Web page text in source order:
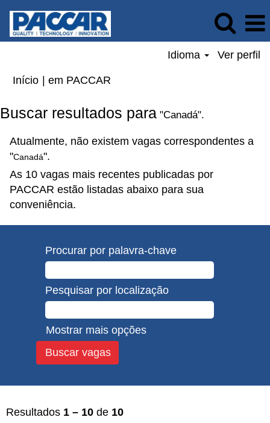
Idioma Ver perfil
Início em PACCAR
Buscar resultados para "Canadá".
Atualmente, não existem vagas correspondentes a
"Canadá".
As 10 vagas mais recentes publicadas por
PACCAR estão listadas abaixo para sua
conveniência.
Procurar por palavra-chave
Pesquisar por localização
Mostrar mais opções
Resultados 1 – 10 de 10